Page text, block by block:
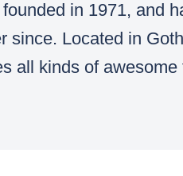
in 1971, and
since. Located in
all kinds of